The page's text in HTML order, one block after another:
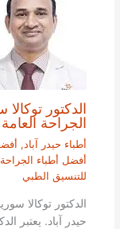
الدكتور
الجراحة
أطباء حيدر آباد ,
أفضل أطباء الجراحة
للتنسيق الطبي
الدكتور توكالا
حيدر آباد. يعتبر